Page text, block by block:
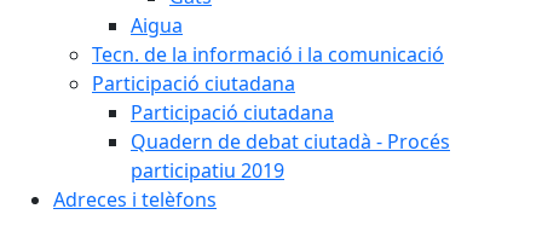
Aigua
Tecn. de la informació i la comunicació
Participació ciutadana
Participació ciutadana
Quadern de debat ciutadà - Procés
participatiu 2019
Adreces i telèfons